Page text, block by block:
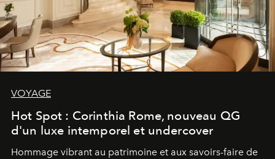
VOYAGE
Hot Spot : Corinthia Rome, nouveau QG
d'un luxe intemporel et undercover
Hommage vibrant au patrimoine et aux savoirs-faire de